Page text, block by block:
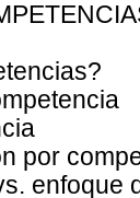
por
enfoque